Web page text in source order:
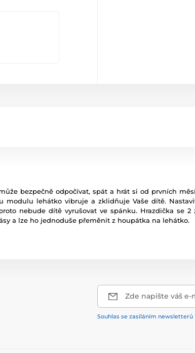
bezpečně odpočívat, spát a hrát si od prvních
modulu lehátko vibruje a zklidňuje Vaše dítě.
nebude dítě vyrušovat ve spánku. Hrazdička se
a lze ho jednoduše přeměnit z houpátka na lehátko.
Zde napište váš e-
Souhlas se zasíláním newsletterů